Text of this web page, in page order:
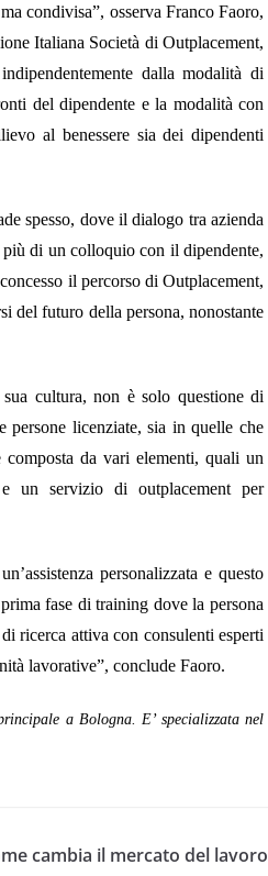
condivisa”, osserva Franco Faoro,
Italiana Società di Outplacement,
dalla modalità di
del dipendente e la modalità con
al benessere sia dei dipendenti
spesso, dove il dialogo tra azienda
più di un colloquio con il dipendente,
il percorso di Outplacement,
del futuro della persona, nonostante
cultura, non è solo questione di
persone licenziate, sia in quelle che
composta da vari elementi, quali un
un servizio di outplacement per
personalizzata e questo
fase di training dove la persona
ricerca attiva con consulenti esperti
lavorative”, conclude Faoro.
a Bologna. E’ specializzata nel
cambia il mercato del lavoro